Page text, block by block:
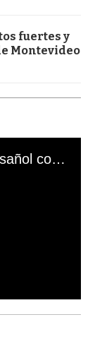
fuertes y
Montevideo
El mal momento de Yanina Gasañol con un hincha argentino en "Subrayado"